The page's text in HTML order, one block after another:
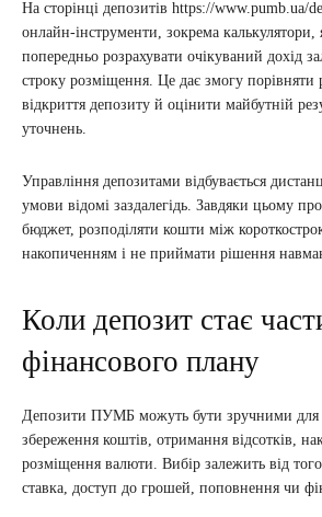
На сторінці депозитів https://www.pumb.ua/
онлайн-інструменти, зокрема калькулятори,
попередньо розрахувати очікуваний дохід
строку розміщення. Це дає змогу порівняти
відкриття депозиту й оцінити майбутній
уточнень.
Управління депозитами відбувається
умови відомі заздалегідь. Завдяки цьому
бюджет, розподіляти кошти між
накопиченням і не приймати рішення
Коли депозит стає
фінансового плану
Депозити ПУМБ можуть бути зручними для
збереження коштів, отримання відсотків,
розміщення валюти. Вибір залежить від
ставка, доступ до грошей, поповнення чи